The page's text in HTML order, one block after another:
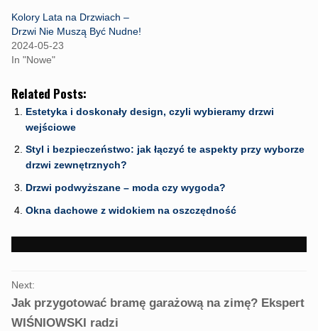
o
o
k
(
O
p
s
i
n
n
e
w
i
n
o
w
e
r
(
i
n
n
w
i
n
d
w
)
A
p
p
n
w
n
o
w
Kolory Lata na Drzwiach –
Drzwi Nie Muszą Być Nudne!
2024-05-23
In "Nowe"
Related Posts:
Estetyka i doskonały design, czyli wybieramy drzwi
wejściowe
Styl i bezpieczeństwo: jak łączyć te aspekty przy wyborze
drzwi zewnętrznych?
Drzwi podwyższane – moda czy wygoda?
Okna dachowe z widokiem na oszczędność
PORTFOLIO
NAVIGATION
Next:
Jak przygotować bramę garażową na zimę? Ekspert
WIŚNIOWSKI radzi